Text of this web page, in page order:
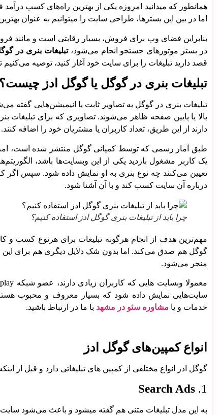
خدمات وب سایت
طراحی سایت
طراحی سایت وردپرسی
طراحی سایت اختصاصی
طراحی ui ux
پشتیبانی وب سایت
افزایش سرعت سایت
طراحی اپلیکیشن
تولید و توسعه نرم افزار
سیستم اتوماسیون اداری
سامانه سه بعدی
همانطور که میدانید امروزه یکی از بهترین راه‌های کسب
اما در بین این بسترها، طراحی سایت را میتوانیم به عنوان
بنابراین فضای وب برای فروش، بسیار رقابتی است و مانند
در بستر موتورهای جستجو انجام می‌شود،تبلیغات بنری در
قصد دارید تبلیغات را برای سایت خود آغاز کنید، توصیه می‌کنیم
تبلیغات بنری در گوگل یا گوگل ادز چیست؟
تبلیغات بنری در گوگل به تصاویر ثابت یا انیمیشن‌هایی گفته
بالا یا پایین صفحه ظاهر می‌شوند. تصاویری که برای
دارند از این طریق، تعداد کاربران یا مشتریان خود را اضافه کنند.
یک کاربر مشغول بازدید یکی از این وبسایت‌ها باشد،
تعیین می‌کنند چه نوع بنری به او نمایش داده شود. سپس اگر
درباره آن سایت کسب کند و با آن آشنا شود.
چرا باید از تبلیغات بنری گوگل ادز استفاده کنیم؟
مهم‌ترین هدف از انجام هرگونه تبلیغات برای هرنوع کسب و
گوگل هم صدق می‌کند. اما بدون شک دلایل دیگری هم برای
منجر می‌شود.
معمولا وبسایت هایی که کاربران زیادی دارند، عضو شبکه Display گوگل هستند. بنابراین استفاده
سایت‌هایی نمایش داده شود که بسیار معروف و محبوب
خدمات و یا مشاوره سئو در مشهد با ما در ارتباط باشید.
انواع کمپین‌های گوگل ادز
گوگل ادز انواع مختلفی از کمپین های تبلیغاتی دارد و قبل از
1.
Search Ads
به این مدل تبلیغات متنی هم گفته میشود و باعث می‌شود